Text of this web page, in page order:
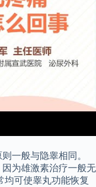
一般与隐睾相同。
为雄激素治疗一般无
均可使睾丸功能恢复